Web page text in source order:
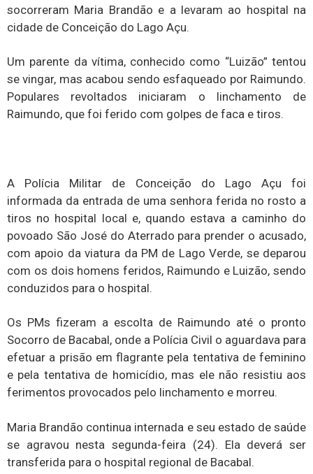
socorreram Maria Brandão e a levaram ao hospital na
cidade de Conceição do Lago Açu.
Um parente da vítima, conhecido como “Luizão” tentou
se vingar, mas acabou sendo esfaqueado por Raimundo.
Populares revoltados iniciaram o linchamento de
Raimundo, que foi ferido com golpes de faca e tiros.
A Polícia Militar de Conceição do Lago Açu foi
informada da entrada de uma senhora ferida no rosto a
tiros no hospital local e, quando estava a caminho do
povoado São José do Aterrado para prender o acusado,
com apoio da viatura da PM de Lago Verde, se deparou
com os dois homens feridos, Raimundo e Luizão, sendo
conduzidos para o hospital.
Os PMs fizeram a escolta de Raimundo até o pronto
Socorro de Bacabal, onde a Polícia Civil o aguardava para
efetuar a prisão em flagrante pela tentativa de feminino
e pela tentativa de homicídio, mas ele não resistiu aos
ferimentos provocados pelo linchamento e morreu.
Maria Brandão continua internada e seu estado de saúde
se agravou nesta segunda-feira (24). Ela deverá ser
transferida para o hospital regional de Bacabal.